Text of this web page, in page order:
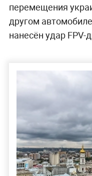
перемещения
другом
нанесён удар FPV-